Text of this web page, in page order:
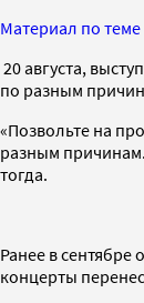
Материал по теме
20 августа,
по разным
«Позвольте на
разным причинам.
тогда.
Ранее в
концерты